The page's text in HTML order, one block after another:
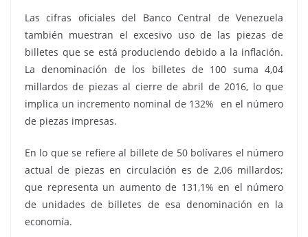
Las cifras oficiales del Banco Central de Venezuela
también muestran el excesivo uso de las piezas de
billetes que se está produciendo debido a la inflación.
La denominación de los billetes de 100 suma 4,04
millardos de piezas al cierre de abril de 2016, lo que
implica un incremento nominal de 132% en el número
de piezas impresas.
En lo que se refiere al billete de 50 bolívares el número
actual de piezas en circulación es de 2,06 millardos;
que representa un aumento de 131,1% en el número
de unidades de billetes de esa denominación en la
economía.